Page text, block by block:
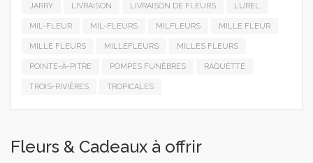
JARRY LIVRAISON LIVRAISON DE FLEURS LUREL
MIL-FLEUR MIL-FLEURS MILFLEURS MILLE FLEUR
MILLE FLEURS MILLEFLEURS MILLES FLEURS
POINTE-À-PITRE POMPES FUNÈBRES RAQUETTE
TROIS-RIVIÈRES TROPICALES
Fleurs & Cadeaux à offrir